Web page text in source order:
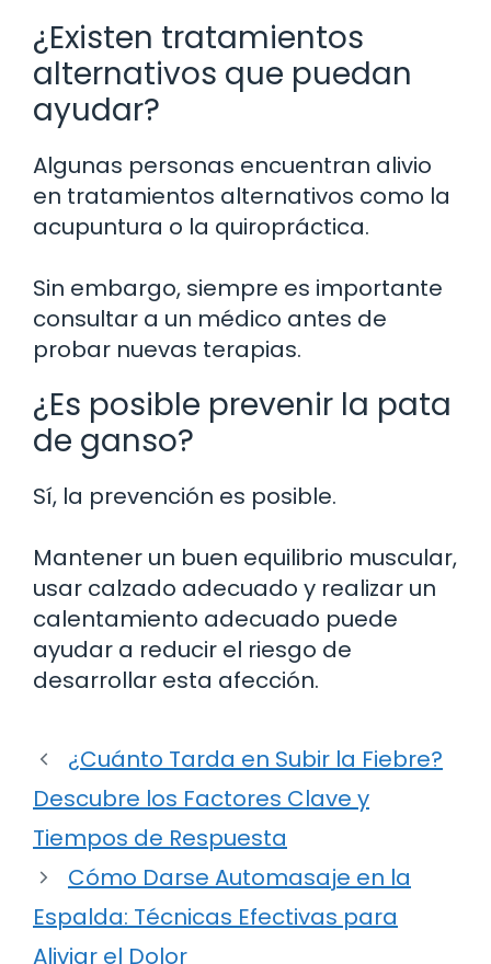
¿Existen tratamientos
alternativos que puedan
ayudar?
Algunas personas encuentran alivio
en tratamientos alternativos como la
acupuntura o la quiropráctica.
Sin embargo, siempre es importante
consultar a un médico antes de
probar nuevas terapias.
¿Es posible prevenir la pata
de ganso?
Sí, la prevención es posible.
Mantener un buen equilibrio muscular,
usar calzado adecuado y realizar un
calentamiento adecuado puede
ayudar a reducir el riesgo de
desarrollar esta afección.
¿Cuánto Tarda en Subir la Fiebre?
Descubre los Factores Clave y
Tiempos de Respuesta
Cómo Darse Automasaje en la
Espalda: Técnicas Efectivas para
Aliviar el Dolor